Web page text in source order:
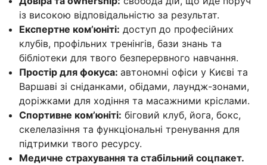
із високою відповідальністю за результат.
Експертне ком’юніті: доступ до професійних
клубів, профільних тренінгів, бази знань та
бібліотеки для твого безперервного навчання.
Простір для фокуса: автономні офіси у Києві та
Варшаві зі сніданками, обідами, лаундж-зонами,
доріжками для ходіння та масажними кріслами.
Спортивне комʼюніті: біговий клуб, йога, бокс,
скелелазіння та функціональні тренування для
підтримки твого ресурсу.
Медичне страхування та стабільний соцпакет.